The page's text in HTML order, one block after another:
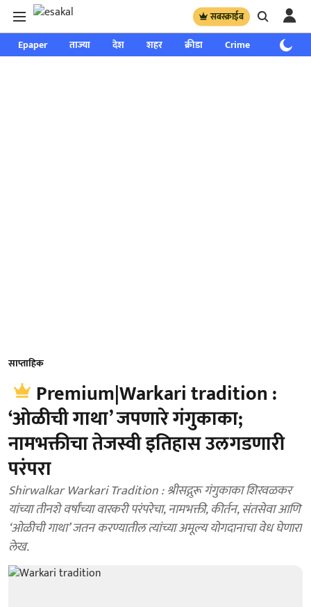
सबस्क्राईब
Epaper ताज्या देश शहर क्रीडा Crime साप्ताहिक
साप्ताहिक
Premium|Warkari tradition :
‘ओळीची गाथा’ जपणारे गंगुकाका;
नामभक्तीचा तेजस्वी इतिहास उलगडणारी
परंपरा
Shirwalkar Warkari Tradition : श्रीसद्गुरू गंगुकाका शिरवळकर
यांच्या तीनशे वर्षांच्या वारकरी परंपरेचा, नामभक्ती, कीर्तन, संतसेवा आणि
‘ओळीची गाथा’ जतन करण्यातील त्यांच्या अमूल्य योगदानाचा वेध घेणारा
लेख.